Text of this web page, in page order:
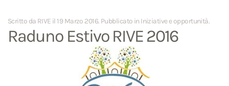
Scritto da RIVE il 19 Marzo 2016. Pubblicato in Iniziative e opportunità.
Raduno Estivo RIVE 2016